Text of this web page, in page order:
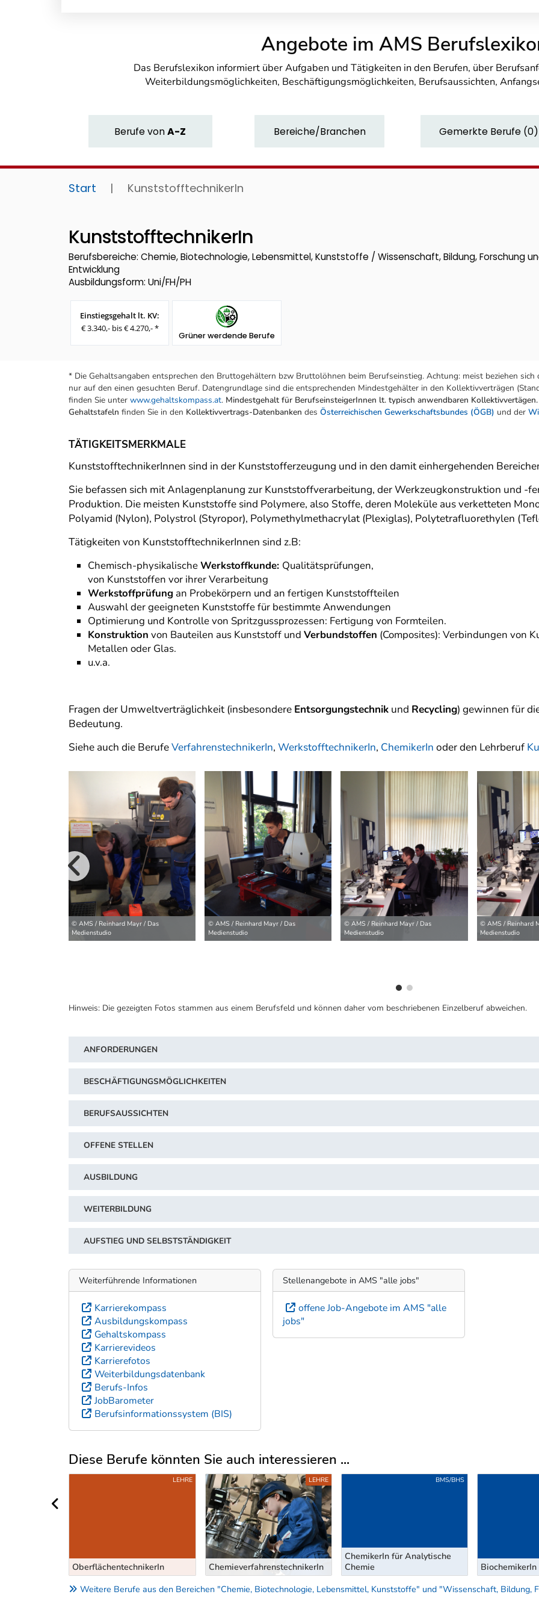
Angebote im AMS
Das Berufslexikon informiert über Aufgaben und Tätigkeiten in den Berufen, über
Weiterbildungsmöglichkeiten, Beschäftigungsmöglichkeiten, Berufsaussichten,
BerufevonA-Z Bereiche/Branchen Gemerkte Berufe (0)
Start | KunststofftechnikerIn
KunststofftechnikerIn
Berufsbereiche: Chemie, Biotechnologie, Lebensmittel, Kunststoffe / Wissenschaft, Bildung, Forschung
Entwicklung
Ausbildungsform: Uni/FH/PH
Einstiegsgehalt lt. KV:
€ 3.340,- bis € 4.270,- *
Grüner werdende Berufe
* Die Gehaltsangaben entsprechen den Bruttogehältern bzw Bruttolöhnen beim Berufseinstieg. Achtung: meist beziehen
nur auf den einen gesuchten Beruf. Datengrundlage sind die entsprechenden Mindestgehälter in den Kollektivverträgen
finden Sie unter www.gehaltskompass.at. Mindestgehalt für BerufseinsteigerInnen lt. typisch anwendbaren Kollektivvertägen.
Gehaltstafeln finden Sie in den Kollektivvertrags-Datenbanken des Österreichischen Gewerkschaftsbundes (ÖGB) und der
TÄTIGKEITSMERKMALE
KunststofftechnikerInnen sind in der Kunststofferzeugung und in den damit einhergehenden
Sie befassen sich mit Anlagenplanung zur Kunststoffverarbeitung, der Werkzeugkonstruktion und -
Produktion. Die meisten Kunststoffe sind Polymere, also Stoffe, deren Moleküle aus verketteten
Polyamid (Nylon), Polystrol (Styropor), Polymethylmethacrylat (Plexiglas), Polytetrafluorethylen
Tätigkeiten von KunststofftechnikerInnen sind z.B:
Chemisch-physikalischeWerkstoffkunde: Qualitätsprüfungen,
von Kunststoffen vor ihrer Verarbeitung
Werkstoffprüfung an Probekörpern und an fertigen Kunststoffteilen
Auswahl der geeigneten Kunststoffe für bestimmte Anwendungen
Optimierung und Kontrolle von Spritzgussprozessen: Fertigung von Formteilen.
Konstruktion von Bauteilen aus Kunststoff und Verbundstoffen (Composites): Verbindungen von
Metallen oder Glas.
u.v.a.
Fragen der Umweltverträglichkeit (insbesondere Entsorgungstechnik und Recycling) gewinnen für
Bedeutung.
Siehe auch die BerufeVerfahrenstechnikerIn, WerkstofftechnikerIn, ChemikerIn oder den Lehrberuf
© AMS / Reinhard Mayr / Das
Medienstudio
© AMS / Reinhard Mayr / Das
Medienstudio
© AMS / Reinhard Mayr / Das
Medienstudio
© AMS / Reinhard
Medienstudio
vorherige Bilder
Hinweis: Die gezeigten Fotos stammen aus einem Berufsfeld und können daher vom beschriebenen Einzelberuf abweichen.
ANFORDERUNGEN
BESCHÄFTIGUNGSMÖGLICHKEITEN
BERUFSAUSSICHTEN
OFFENE STELLEN
AUSBILDUNG
WEITERBILDUNG
AUFSTIEG UND SELBSTSTÄNDIGKEIT
Weiterführende Informationen
Karrierekompass
Ausbildungskompass
Gehaltskompass
Karrierevideos
Karrierefotos
Weiterbildungsdatenbank
Berufs-Infos
JobBarometer
Berufsinformationssystem (BIS)
Stellenangebote in AMS "alle jobs"
offene Job-Angebote im AMS "alle
jobs"
Diese Berufe könnten Sie auch interessieren ...
Uber weitere Berufsvorschläge
OberflächentechnikerIn
LEHRE
ChemieverfahrenstechnikerIn
LEHRE
ChemikerIn für Analytische
Chemie
BMS/BHS
BiochemikerIn
Weitere Berufe aus den Bereichen "Chemie, Biotechnologie, Lebensmittel, Kunststoffe" und "Wissenschaft, Bildung,